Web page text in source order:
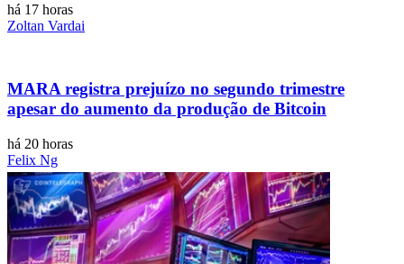
há 17 horas
Zoltan Vardai
MARA registra prejuízo no segundo trimestre
apesar do aumento da produção de Bitcoin
há 20 horas
Felix Ng